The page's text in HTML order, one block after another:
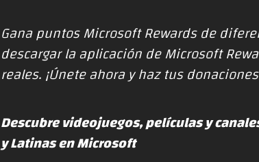
Gana puntos Microsoft Rewards de
descargar la aplicación de Microsoft
reales. ¡Únete ahorayhaz tus
Descubre videojuegos, películas y
y Latinas en Microsoft